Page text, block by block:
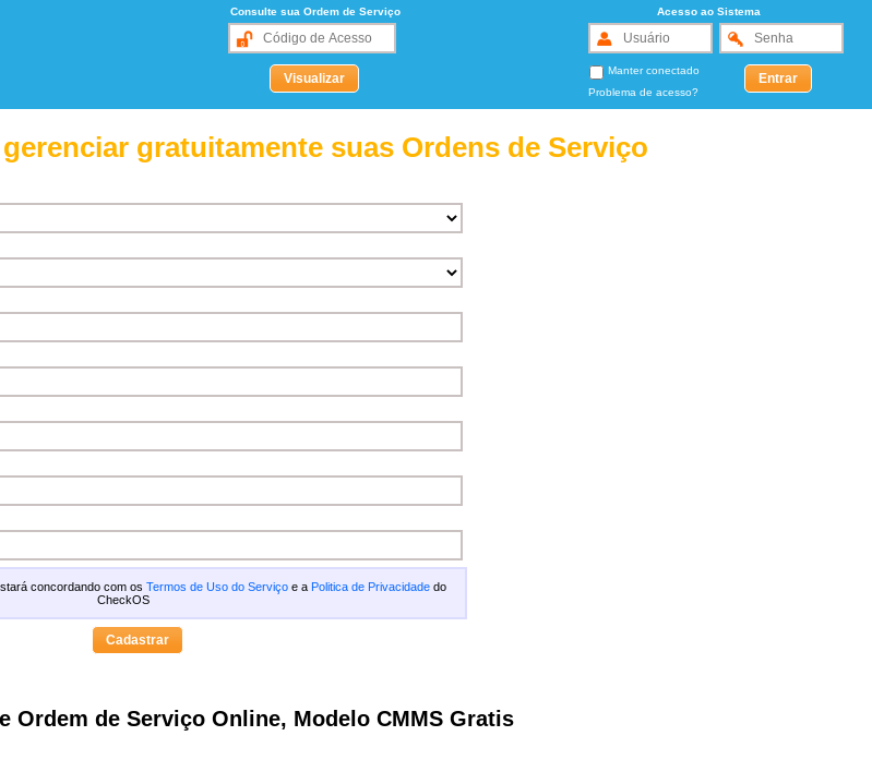
Consulte sua Ordem de Serviço Acesso ao Sistema
Manter conectado
Problema de acesso?
gratuitamente suas Ordens de Serviço
concordando com os Termos de Uso do Serviçoe a Politica de Privacidadedo
CheckOS
Ordem de Serviço Online, Modelo CMMS Gratis